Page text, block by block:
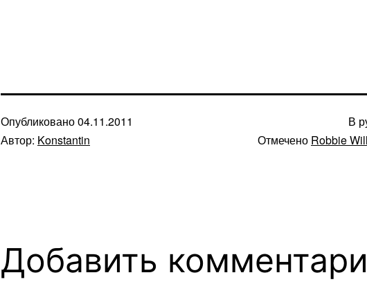
Опубликовано04.11.2011
Автор: Konstantin
В
Отмечено Robbie
Добавить